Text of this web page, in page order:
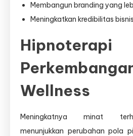
Membangun branding yang
Meningkatkan kredibilitas bisnis
Wellness
Meningkatnya minat
menunjukkan perubahan pola